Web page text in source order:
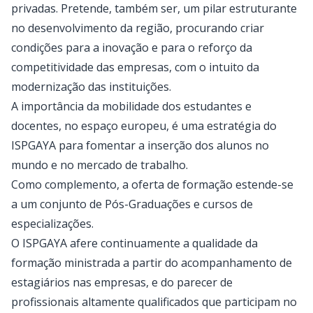
privadas. Pretende, também ser, um pilar estruturante
no desenvolvimento da região, procurando criar
condições para a inovação e para o reforço da
competitividade das empresas, com o intuito da
modernização das instituições.
A importância da mobilidade dos estudantes e
docentes, no espaço europeu, é uma estratégia do
ISPGAYA para fomentar a inserção dos alunos no
mundo e no mercado de trabalho.
Como complemento, a oferta de formação estende-se
a um conjunto de Pós-Graduações e cursos de
especializações.
O ISPGAYA afere continuamente a qualidade da
formação ministrada a partir do acompanhamento de
estagiários nas empresas, e do parecer de
profissionais altamente qualificados que participam no